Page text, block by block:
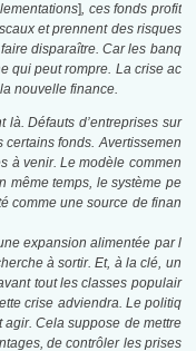
], ces fonds profit
et prennent des risques
disparaître. Car les banq
qui peut rompre. La crise ac
nouvelle finance.
là. Défauts d’entreprises sur
certains fonds. Avertissemen
à venir. Le modèle commen
même temps, le système pe
comme une source de finan
expansion alimentée par l
à sortir. Et, à la clé, un
tout les classes populair
crise adviendra. Le politiq
Cela suppose de mettre
de contrôler les prises